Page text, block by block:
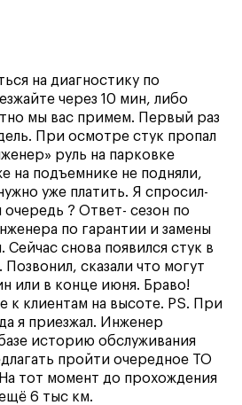
на диагностику по
через 10 мин, либо
мы вас примем. Первый раз
При осмотре стук пропал
руль на парковке
на подъемнике не подняли,
уже платить. Я спросил-
очередь ? Ответ- сезон по
по гарантии и замены
Сейчас снова появился стук в
сказали что могут
или в конце июня. Браво!
к клиентам на высоте. PS. При
я приезжал. Инженер
историю обслуживания
пройти очередное ТО
тот момент до прохождения
6 тыс км.